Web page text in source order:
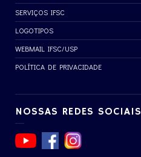
SERVIÇOS IFSC
LOGOTIPOS
WEBMAIL IFSC/USP
POLÍTICA DE PRIVACIDADE
NOSSAS REDES SOCIAIS